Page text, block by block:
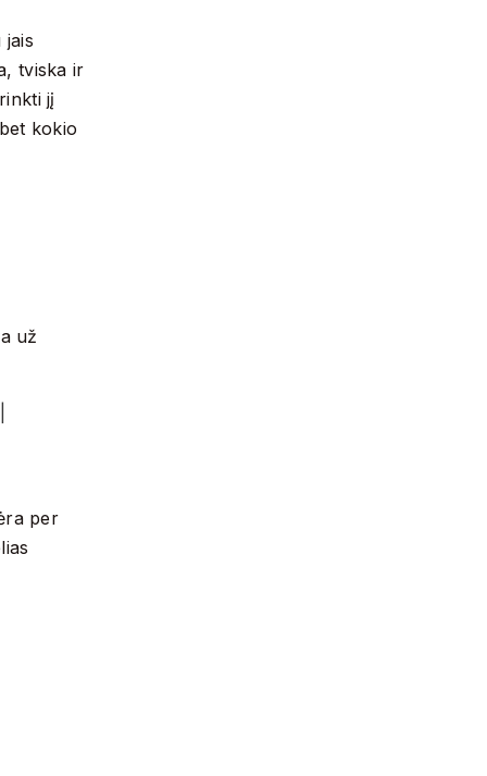
jais
tviska ir
jį
kokio
už
per